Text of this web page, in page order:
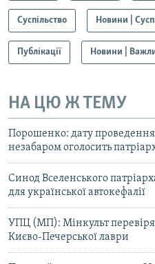
Суспільство Новини |
Публікації Новини |
НА ЦЮ Ж ТЕМУ
Порошенко: дату проведення
незабаром оголосить
Синод Вселенського
для української автокефалії
УПЦ (МП): Мінкульт
Києво-Печерської лаври